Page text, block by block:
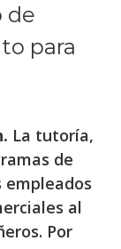
de
para
La tutoría,
de
al
Por